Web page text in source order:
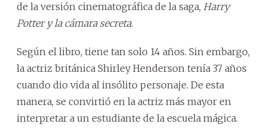
de la versión cinematográfica de la saga, Harry
Potter y la cámara secreta.
Según el libro, tiene tan solo 14 años. Sin embargo,
la actriz británica Shirley Henderson tenía 37 años
cuando dio vida al insólito personaje. De esta
manera, se convirtió en la actriz más mayor en
interpretar a un estudiante de la escuela mágica.